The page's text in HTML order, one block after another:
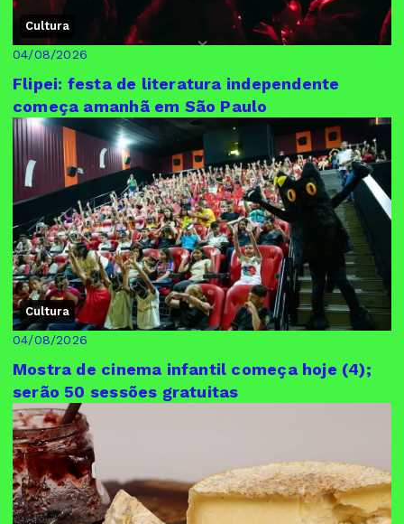
Cultura
04/08/2026
Flipei: festa de literatura independente
começa amanhã em São Paulo
Cultura
04/08/2026
Mostra de cinema infantil começa hoje (4);
serão 50 sessões gratuitas